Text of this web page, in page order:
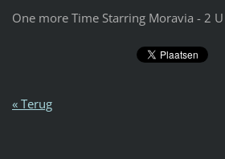
One more Time Starring Moravia - 2 U
« Terug